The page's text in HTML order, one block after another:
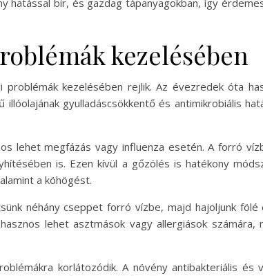
hatással bír, és gazdag tápanyagokban, így
kezelésében
problémák kezelésében rejlik. Az évezredek óta
gyulladáscsökkentő és antimikrobiális
lehet megfázás vagy influenza esetén. A forró
is. Ezen kívül a gőzölés is hatékony
a köhögést.
néhány cseppet forró vízbe, majd hajoljunk
lehet asztmások vagy allergiások számára,
korlátozódik. A növény antibakteriális